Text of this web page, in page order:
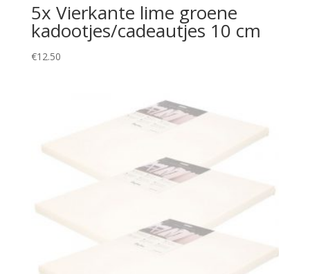
5x Vierkante lime groene
kadootjes/cadeautjes 10 cm
€12.50